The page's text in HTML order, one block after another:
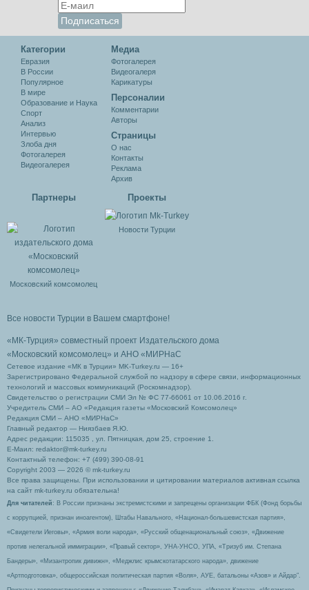
Категории
Евразия
В России
Популярное
В мире
Образование и Наука
Спорт
Анализ
Интервью
Злоба дня
Фотогалерея
Видеогалерея
Медиа
Фотогалерея
Видеогалеря
Карикатуры
Персоналии
Комментарии
Авторы
Cтраницы
О нас
Контакты
Реклама
Архив
Партнеры
Московский комсомолец
Проекты
Новости Турции
Все новости Турции в Вашем смартфоне!
«МК-Турция» совместный проект Издательского дома
«Московский комсомолец» и АНО «МИРНаС
Сетевое издание «МК в Турции» MK-Turkey.ru — 16+
Зарегистрировано Федеральной службой по надзору в сфере связи, информационных
технологий и массовых коммуникаций (Роскомнадзор).
Свидетельство о регистрации СМИ Эл № ФС 77-66061 от 10.06.2016 г.
Учредитель СМИ – АО «Редакция газеты «Московский Комсомолец»
Редакция СМИ – АНО «МИРНаС»
Главный редактор — Ниязбаев Я.Ю.
Адрес редакции: 115035 , ул. Пятницкая, дом 25, строение 1.
Е-Маил: redaktor@mk-turkey.ru
Контактный телефон: +7 (499) 390-08-91
Copyright 2003 — 2026 © mk-turkey.ru
Все права защищены. При использовании и цитировании материалов активная ссылка
на сайт mk-turkey.ru обязательна!
Для читателей : В России признаны экстремистскими и запрещены организации ФБК (Фонд борьбы
с коррупцией, признан иноагентом), Штабы Навального, «Национал-большевистская партия»,
«Свидетели Иеговы», «Армия воли народа», «Русский общенациональный союз», «Движение
против нелегальной иммиграции», «Правый сектор», УНА-УНСО, УПА, «Тризуб им. Степана
Бандеры», «Мизантропик дивижн», «Меджлис крымскотатарского народа», движение
«Артподготовка», общероссийская политическая партия «Воля», АУЕ, батальоны «Азов» и Айдар″.